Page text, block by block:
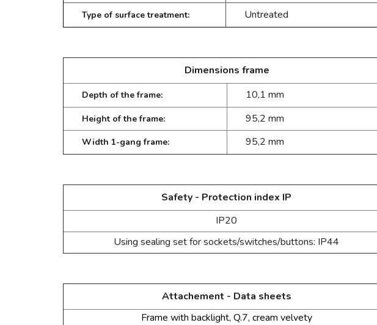
Type of surface treatment: Untreated
Dimensions frame
Depth of the frame: 10,1 mm
Height of the frame: 95,2 mm
Width 1-gang frame: 95,2 mm
Safety - Protection index IP
IP20
Using sealing set for sockets/switches/buttons: IP44
Attachement - Data sheets
Frame with backlight, Q.7, cream velvety